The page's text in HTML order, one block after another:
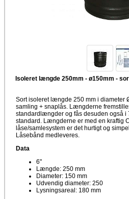
Isoleret længde 250mm - ø150mm -
Sort isoleret længde 250 mm i diameter
samling + snaplås. Længderne
standardlængder og fås desuden også i
standard. Længderne er med en kraftig
låse/samlesystem er det hurtigt og
Låsebånd medleveres.
Data
6"
Længde: 250 mm
Diameter: 150 mm
Udvendig diameter: 250
Lysningsareal: 180 mm